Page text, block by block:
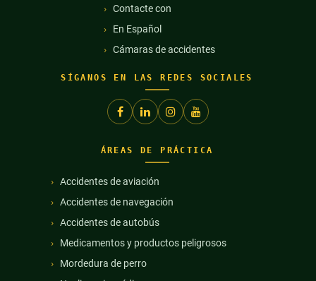
Contacte con
En Español
Cámaras de accidentes
SÍGANOS EN LAS REDES SOCIALES
ÁREAS DE PRÁCTICA
Accidentes de aviación
Accidentes de navegación
Accidentes de autobús
Medicamentos y productos peligrosos
Mordedura de perro